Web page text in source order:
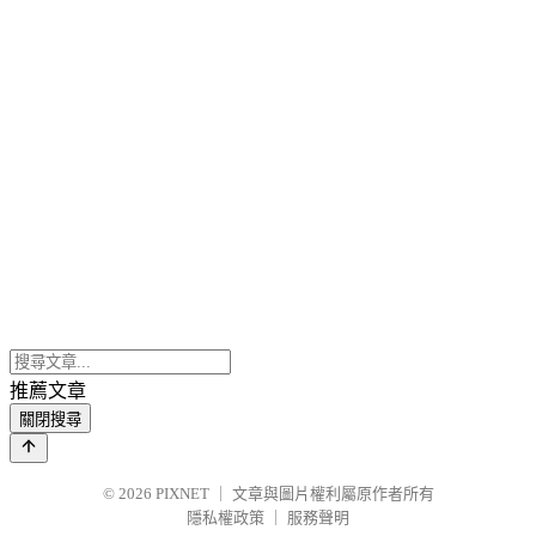
推薦文章
關閉搜尋
© 2026 PIXNET
文章與圖片權利屬原作者所有
隱私權政策
服務聲明